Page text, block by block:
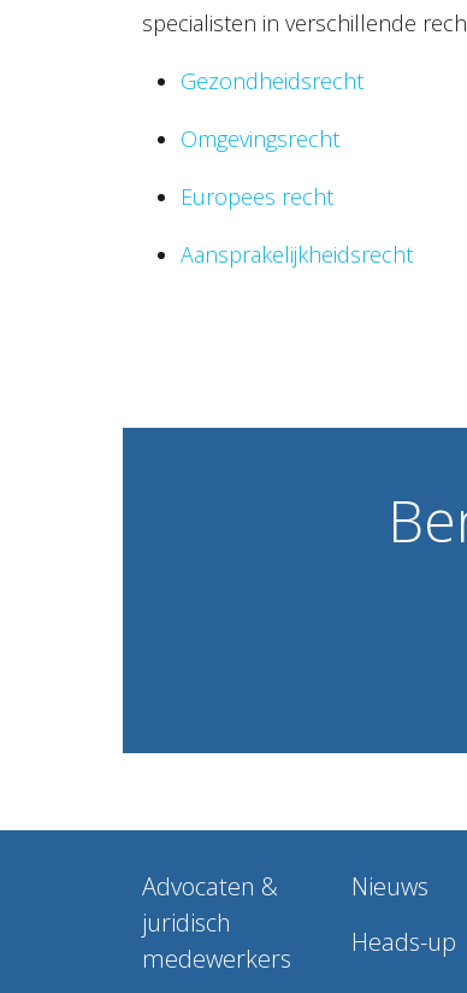
specialisten in verschillende
Gezondheidsrecht
Omgevingsrecht
Europees recht
Aansprakelijkheidsrecht
Advocaten &
juridisch
medewerkers
Nieuws
Heads-up